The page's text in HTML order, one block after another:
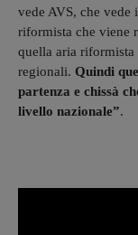
vede AVS, che vede
riformista che viene
quella aria riformista
regionali. Quindi
partenza e chissà
livello nazionale”.